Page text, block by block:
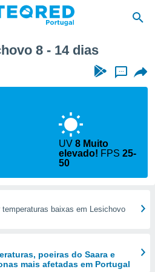
8 - 14 dias
...
UV8 Muito
elevado! FPS25-
50
baixas em Lesichovo
poeiras do Saara e
mais afetadas em Portugal